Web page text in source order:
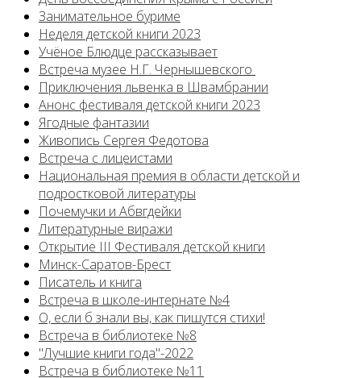
Занимательное буриме
Неделя детской книги 2023
Учёное Блюдце рассказывает
Встреча музее Н.Г. Чернышевского
Приключения львенка в Швамбрании
Анонс фестиваля детской книги 2023
Ягодные фантазии
Живопись Сергея Федотова
Встреча с лицеистами
Национальная премия в области детской и
подростковой литературы
Почемучки и Абвгдейки
Литературные виражи
Открытие III Фестиваля детской книги
Минск-Саратов-Брест
Писатель и книга
Встреча в школе-интернате №4
О, если б знали вы, как пишутся стихи!
Встреча в библиотеке №8
"Лучшие книги года"-2022
Встреча в библиотеке №11